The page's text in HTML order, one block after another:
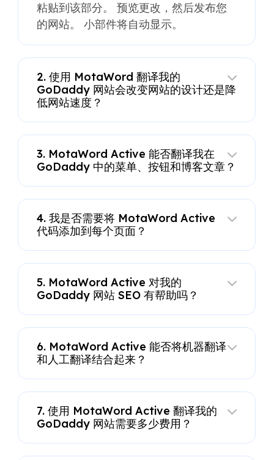
粘贴到该部分。 预览更改，然后发布您
的网站。 小部件将自动显示。
2. 使用 MotaWord 翻译我的
GoDaddy 网站会改变网站的设计还是降
低网站速度？
3. MotaWord Active 能否翻译我在
GoDaddy 中的菜单、按钮和博客文章？
4. 我是否需要将 MotaWord Active
代码添加到每个页面？
5. MotaWord Active 对我的
GoDaddy 网站 SEO 有帮助吗？
6. MotaWord Active 能否将机器翻译
和人工翻译结合起来？
7. 使用 MotaWord Active 翻译我的
GoDaddy 网站需要多少费用？